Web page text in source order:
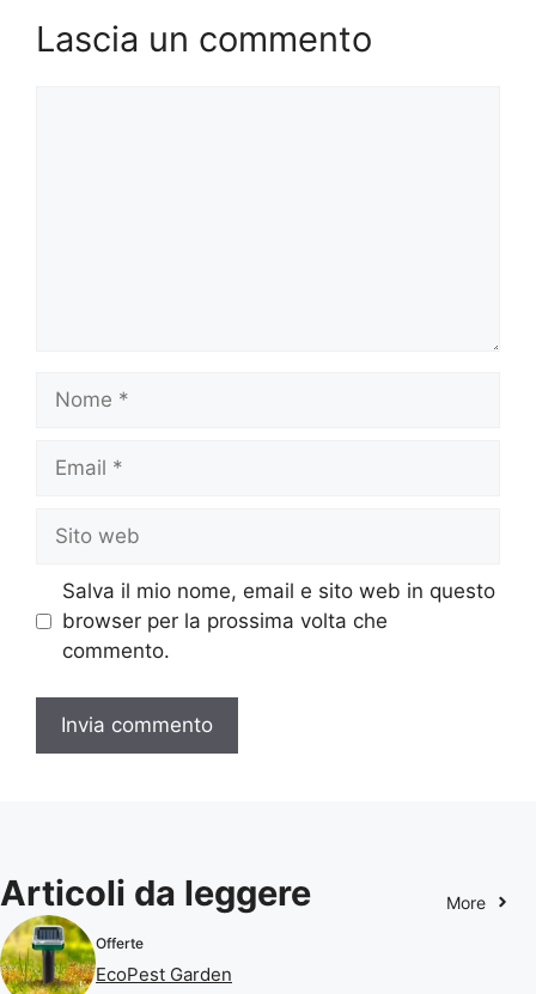
Lascia un commento
Nome
Email
Sito
web
Salva il mio nome, email e sito web in questo
browser per la prossima volta che
commento.
Articoli da leggere More
Offerte
EcoPest Garden